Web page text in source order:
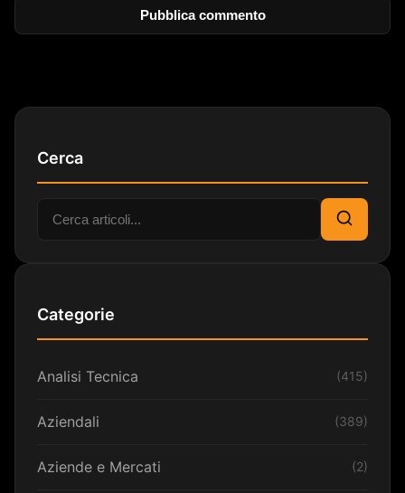
Cerca
Cerca:
Cerca
Categorie
Analisi Tecnica (415)
Aziendali (389)
Aziende e Mercati (2)